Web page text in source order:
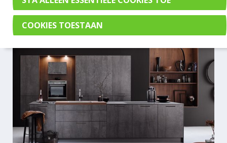
Beton Hout